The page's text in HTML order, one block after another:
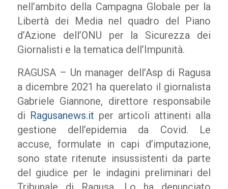
nell’ambito della Campagna Globale per la
Libertà dei Media nel quadro del Piano
d’Azione dell’ONU per la Sicurezza dei
Giornalisti e la tematica dell’Impunità.
RAGUSA – Un manager dell’Asp di Ragusa
a dicembre 2021 ha querelato il giornalista
Gabriele Giannone, direttore responsabile
di Ragusanews.it per articoli attinenti alla
gestione dell’epidemia da Covid. Le
accuse, formulate in capi d’imputazione,
sono state ritenute insussistenti da parte
del giudice per le indagini preliminari del